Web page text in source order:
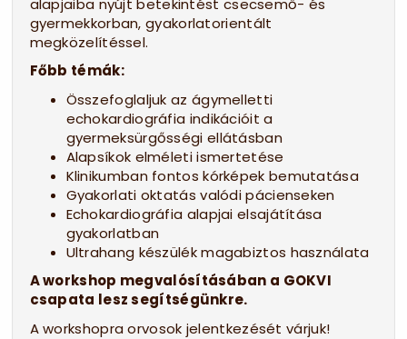
gyermekkorban, gyakorlatorientált
megközelítéssel.
Főbb témák:
Összefoglaljuk az ágymelletti
echokardiográfia indikációit a
gyermeksürgősségi ellátásban
Alapsíkok elméleti ismertetése
Klinikumban fontos kórképek bemutatása
Gyakorlati oktatás valódi pácienseken
Echokardiográfia alapjai elsajátítása
gyakorlatban
Ultrahang készülék magabiztos használata
A workshop megvalósításában a GOKVI
csapata lesz segítségünkre.
A workshopra orvosok jelentkezését várjuk!